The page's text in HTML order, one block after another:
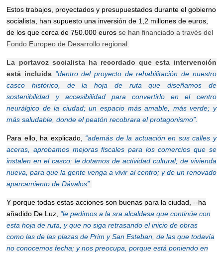
Estos trabajos, proyectados y presupuestados durante el gobierno
socialista, han supuesto una inversión de 1,2 millones de euros,
de los que cerca de 750.000 eurosse han financiado a través del
Fondo Europeo de Desarrollo regional.
La portavoz socialista ha recordado que esta intervención
está incluida “dentro del proyecto de rehabilitación de nuestro
casco histórico, de la hoja de ruta que diseñamos de
sostenibilidad y accesibilidad para convertirlo en el centro
neurálgico de la ciudad; un espacio más amable, más verde; y
más saludable, donde el peatón recobrara el protagonismo”.
Para ello, ha explicado, “además de la actuación en sus calles y
aceras, aprobamos mejoras fiscales para los comercios que se
instalen en el casco; le dotamos de actividad cultural; de vivienda
nueva, para que la gente venga a vivir al centro; y de un renovado
aparcamiento de Dávalos”.
Y porque todas estas acciones son buenas para la ciudad, --ha
añadido De Luz, “le pedimos a la sra.alcaldesa que continúe con
esta hoja de ruta, y que no siga retrasando el inicio de obras
como las de las plazas de Prim y San Esteban, de las que todavía
no conocemos fecha; y nos preocupa, porque está poniendo en